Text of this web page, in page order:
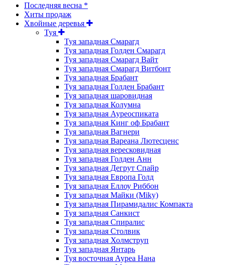
Последняя весна *
Хиты продаж
Хвойные деревья
Туя
Туя западная Смарагд
Туя западная Голден Смарагд
Туя западная Смарагд Вайт
Туя западная Смарагд Витбонт
Туя западная Брабант
Туя западная Голден Брабант
Туя западная шаровидная
Туя западная Колумна
Туя западная Ауреоспиката
Туя западная Кинг оф Брабант
Туя западная Вагнери
Туя западная Вареана Лютесценс
Туя западная вересковидная
Туя западная Голден Анн
Туя западная Дегрут Спайр
Туя западная Европа Голд
Туя западная Еллоу Риббон
Туя западная Майки (Miky)
Туя западная Пирамидалис Компакта
Туя западная Санкист
Туя западная Спиралис
Туя западная Столвик
Туя западная Холмструп
Туя западная Янтарь
Туя восточная Ауреа Нана